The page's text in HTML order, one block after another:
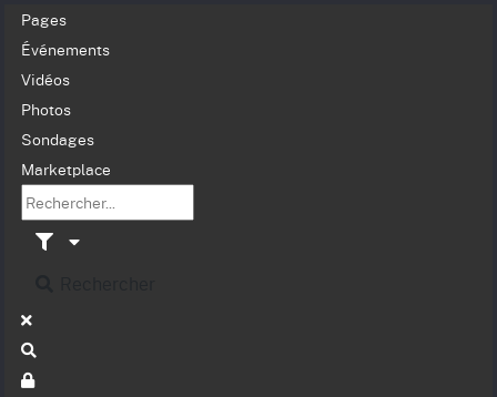
Pages
Événements
Vidéos
Photos
Sondages
Marketplace